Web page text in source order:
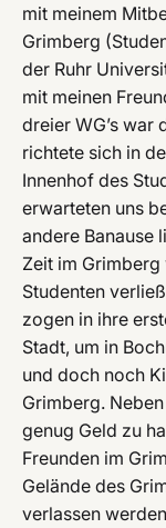
mit meinem
Grimberg
der Ruhr
mit meinen
dreier WG’s war
richtete sich in
Innenhof des
erwarteten uns
andere Banause
Zeit im
Studenten
zogen in ihre
Stadt, um in
und doch noch
Grimberg.
genug Geld zu
Freunden im
Gelände des
verlassen